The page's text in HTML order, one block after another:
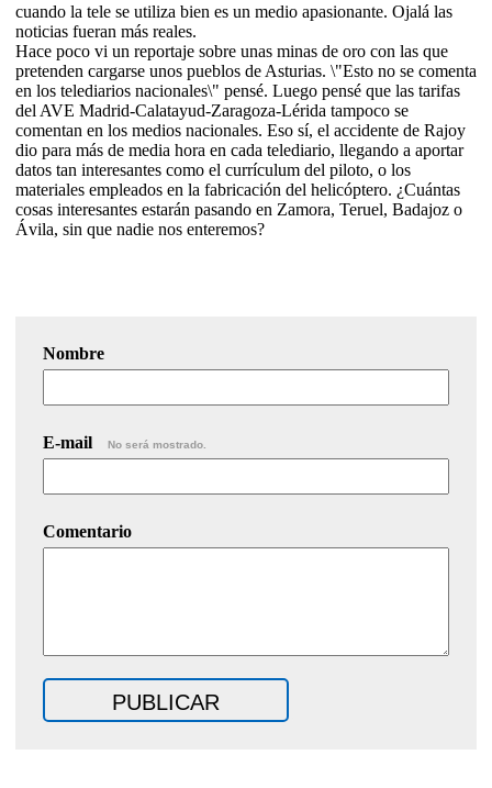
cuando la tele se utiliza bien es un medio apasionante. Ojalá las
noticias fueran más reales.
Hace poco vi un reportaje sobre unas minas de oro con las que
pretenden cargarse unos pueblos de Asturias. \"Esto no se comenta
en los telediarios nacionales\" pensé. Luego pensé que las tarifas
del AVE Madrid-Calatayud-Zaragoza-Lérida tampoco se
comentan en los medios nacionales. Eso sí, el accidente de Rajoy
dio para más de media hora en cada telediario, llegando a aportar
datos tan interesantes como el currículum del piloto, o los
materiales empleados en la fabricación del helicóptero. ¿Cuántas
cosas interesantes estarán pasando en Zamora, Teruel, Badajoz o
Ávila, sin que nadie nos enteremos?
Nombre
E-mail No será mostrado.
Comentario